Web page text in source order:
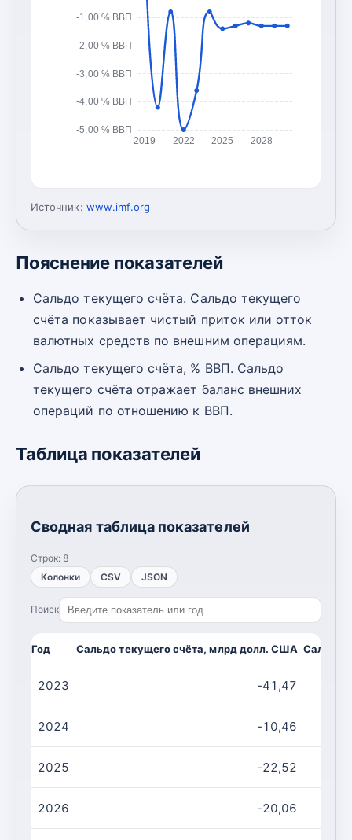
-5,00 % ВВП
-4,00 % ВВП
-3,00 % ВВП
-2,00 % ВВП
-1,00 % ВВП
2019 2022 2025 2028
Источник: www.imf.org
Пояснение показателей
Сальдо текущего счёта. Сальдо текущего
счёта показывает чистый приток или отток
валютных средств по внешним операциям.
Сальдо текущего счёта, % ВВП. Сальдо
текущего счёта отражает баланс внешних
операций по отношению к ВВП.
Таблица показателей
Сводная таблица показателей
Строк: 8
Колонки
CSV JSON
Поиск
Год Сальдо текущего счёта, млрд долл. США Сальдо
2023 -41,47
2024 -10,46
2025 -22,52
2026 -20,06